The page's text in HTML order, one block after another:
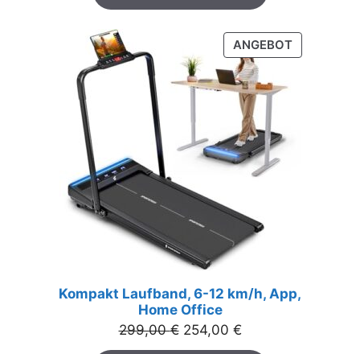
ANGEBOTPRODUKT
IM
Kompakt Laufband, 6-12 km/h, App,
Home Office
299,00€ Ursprünglicher
Preis
254,00 €Aktueller
Preis